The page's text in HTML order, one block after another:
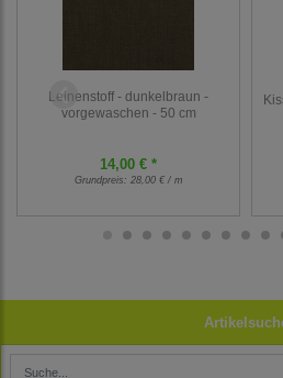
Leinenstoff - dunkelbraun -
vorgewaschen - 50 cm
14,00 € *
Grundpreis: 28,00 € / m